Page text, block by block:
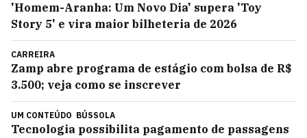
'Homem-Aranha: Um Novo Dia' supera 'Toy
Story 5' e vira maior bilheteria de 2026
CARREIRA
Zamp abre programa de estágio com bolsa de R$
3.500; veja como se inscrever
UM CONTEÚDO BÚSSOLA
Tecnologia possibilita pagamento de passagens